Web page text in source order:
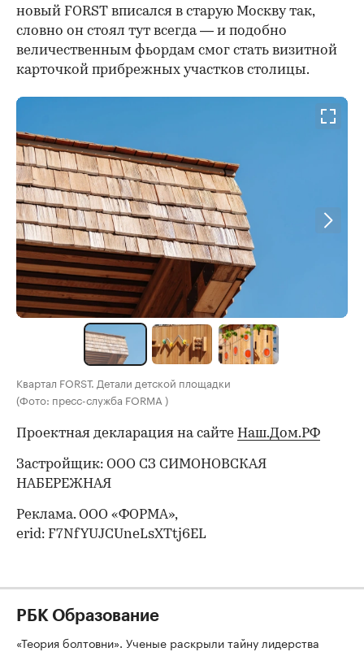
новый FORST вписался в старую Москву так,
словно он стоял тут всегда — и подобно
величественным фьордам смог стать визитной
карточкой прибрежных участков столицы.
Квартал FORST. Детали детской площадки
(Фото: пресс-служба FORMA )
Проектная декларация на сайте Наш.Дом.РФ
Застройщик: ООО СЗ СИМОНОВСКАЯ
НАБЕРЕЖНАЯ
Реклама. ООО «ФОРМА»,
erid: F7NfYUJCUneLsXTtj6EL
РБК Образование
«Теория болтовни». Ученые раскрыли тайну лидерства